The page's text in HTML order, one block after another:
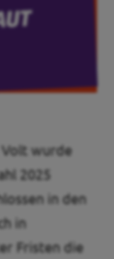
Volt wurde
2025
in den
in
Fristen die